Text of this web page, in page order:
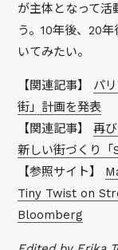
が主体となって活
う。10年後、20
いてみたい。
【関連記事】 パ
街」計画を発表
【関連記事】再
新しい街づくり
【参照サイト】
Tiny Twist on
Bloomberg